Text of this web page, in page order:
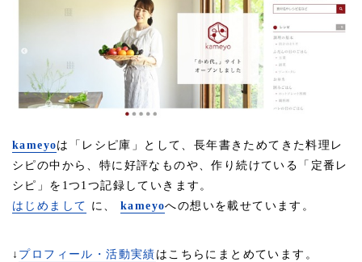
kameyoは「レシピ庫」として、長年書きためてきた料理レ
シピの中から、特に好評なものや、作り続けている「定番レ
シピ」を1つ1つ記録していきます。
はじめまして に、kameyoへの想いを載せています。
↓ プロフィール・活動実績 はこちらにまとめています。